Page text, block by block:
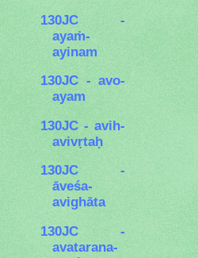
130JC -
ayaṁ-
ayinam
130JC - avo-
ayam
130JC - avih-
avivṛtaḥ
130JC -
āveśa-
avighāta
130JC -
avatarana-